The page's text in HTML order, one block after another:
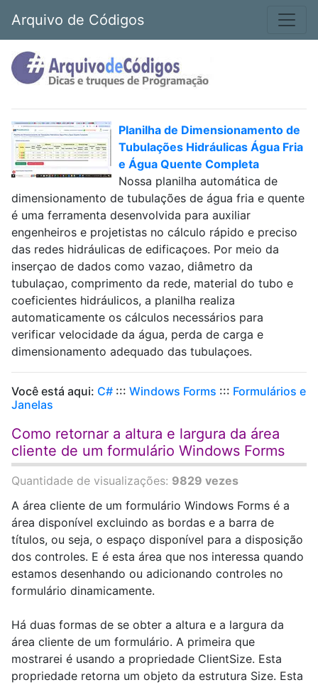
Arquivo de Códigos
Planilha de Dimensionamento de
Tubulações Hidráulicas Água Fria
e Água Quente Completa
Nossa planilha automática de
dimensionamento de tubulações de água fria e quente
é uma ferramenta desenvolvida para auxiliar
engenheiros e projetistas no cálculo rápido e preciso
das redes hidráulicas de edificaçoes. Por meio da
inserçao de dados como vazao, diâmetro da
tubulaçao, comprimento da rede, material do tubo e
coeficientes hidráulicos, a planilha realiza
automaticamente os cálculos necessários para
verificar velocidade da água, perda de carga e
dimensionamento adequado das tubulaçoes.
Você está aqui: C# ::: Windows Forms ::: Formulários e
Janelas
Como retornar a altura e largura da área
cliente de um formulário Windows Forms
Quantidade de visualizações: 9829 vezes
A área cliente de um formulário Windows Forms é a
área disponível excluindo as bordas e a barra de
títulos, ou seja, o espaço disponível para a disposição
dos controles. E é esta área que nos interessa quando
estamos desenhando ou adicionando controles no
formulário dinamicamente.
Há duas formas de se obter a altura e a largura da
área cliente de um formulário. A primeira que
mostrarei é usando a propriedade ClientSize. Esta
propriedade retorna um objeto da estrutura Size. Esta